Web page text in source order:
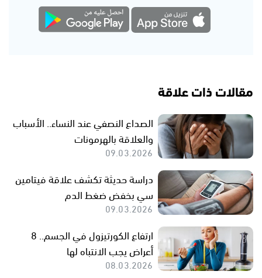
مقالات ذات علاقة
الصداع النصفي عند النساء.. الأسباب
والعلاقة بالهرمونات
09.03.2026
دراسة حديثة تكشف علاقة فيتامين
سي بخفض ضغط الدم
09.03.2026
ارتفاع الكورتيزول في الجسم.. 8
أعراض يجب الانتباه لها
08.03.2026